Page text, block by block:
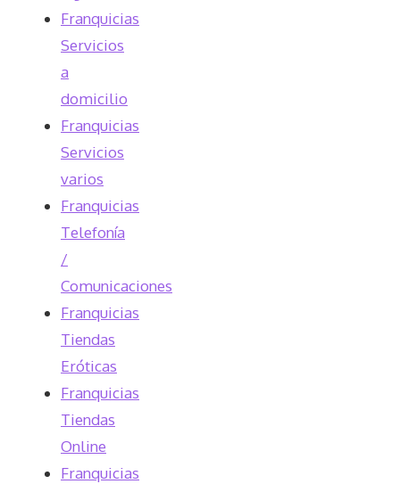
Franquicias
Servicios
a
domicilio
Franquicias
Servicios
varios
Franquicias
Telefonía
/
Comunicaciones
Franquicias
Tiendas
Eróticas
Franquicias
Tiendas
Online
Franquicias